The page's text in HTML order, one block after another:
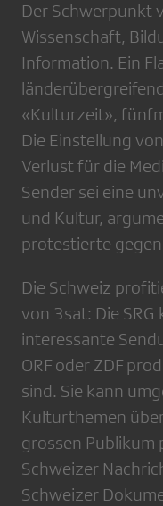
Der Schwerpunkt
Wissenschaft,
Information. Ein
«Kulturzeit»,
Die Einstellung
Verlust für die
Sender sei eine
und Kultur,
protestierte
Die Schweiz
von 3sat: Die
interessante
ORF oder ZDF
sind. Sie kann
Kulturthemen
grossen Publikum
Schweizer
Schweizer